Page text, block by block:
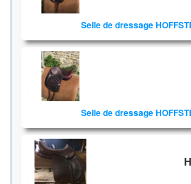
Selle de dressage
Selle de dressage